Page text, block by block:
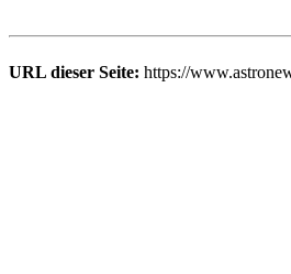
URL dieser Seite: https://